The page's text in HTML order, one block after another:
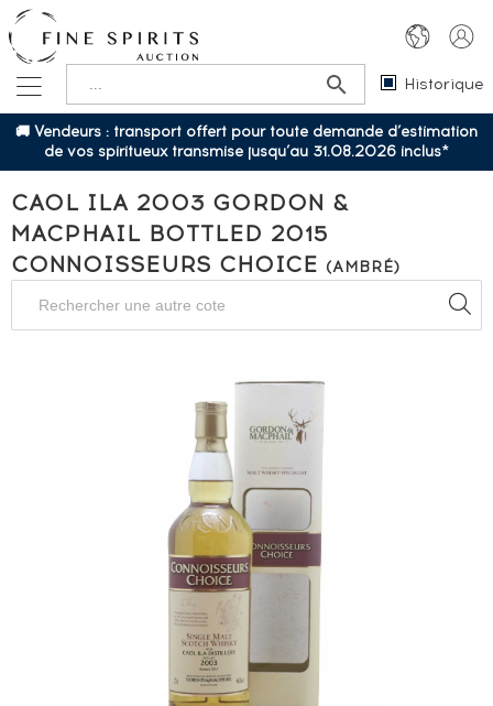
Historique
🚚 Vendeurs : transport offert pour toute demande d’estimation
de vos spiritueux transmise jusqu’au 31.08.2026 inclus*
CAOL ILA 2003 GORDON &
MACPHAIL BOTTLED 2015
CONNOISSEURS CHOICE (AMBRÉ)